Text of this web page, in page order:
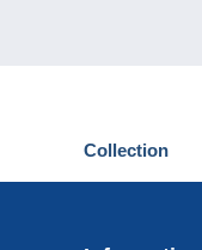
Collection
Cartes postales